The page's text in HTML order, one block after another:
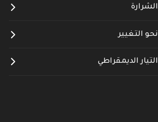
الشرارة
نحو التغيير
التيار الديمقراطي